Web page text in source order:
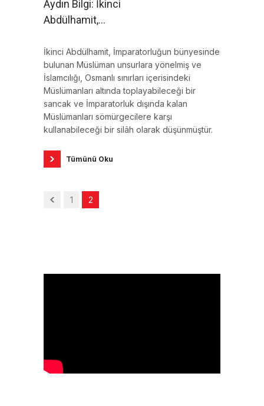
Aydın Bilgi: İkinci
Abdülhamit,
bünyesinde bulunan
Müslüman unsurlara
yönelmiş ve İslamcılığı,
Osmanlı sınırları
içerisindeki
Müslümanları altında
sancak olarak
İkinci Abdülhamit, İmparatorluğun bünyesinde
bulunan Müslüman unsurlara yönelmiş ve
İslamcılığı, Osmanlı sınırları içerisindeki
Müslümanları altında toplayabileceği bir
sancak ve İmparatorluk dışında kalan
Müslümanları sömürgecilere karşı
kullanabileceği bir silâh olarak düşünmüştür.
Tümünü Oku
1 2